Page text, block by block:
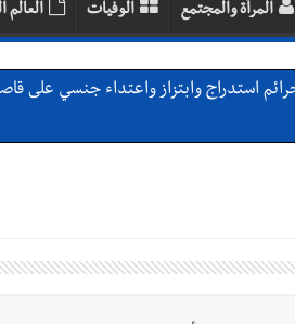
المرأة والمجتمع الوفيات العالم
استدراج وابتزاز واعتداء جنسي على